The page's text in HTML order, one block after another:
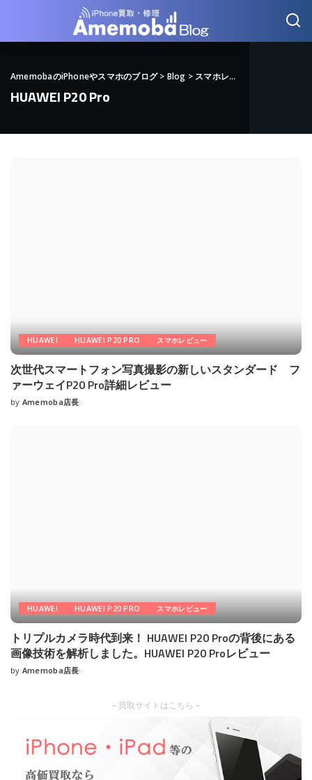
AmemobaのiPhoneやスマホのブログ> Blog > スマホレビュー
HUAWEI P20 Pro
HUAWEI HUAWEI P20 PRO スマホレビュー
次世代スマートフォン写真撮影の新しいスタンダード フ
ァーウェイP20 Pro詳細レビュー
Posted
by Amemoba店長
HUAWEI HUAWEI P20 PRO スマホレビュー
トリプルカメラ時代到来！ HUAWEI P20 Proの背後にある
画像技術を解析しました。HUAWEI P20 Proレビュー
Posted
by Amemoba店長
– 買取サイトはこちら –